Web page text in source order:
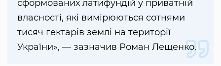
сформованих латифундій у приватній
власності, які вимірюються сотнями
тисяч гектарів землі на території
України», — зазначив Роман Лещенко.